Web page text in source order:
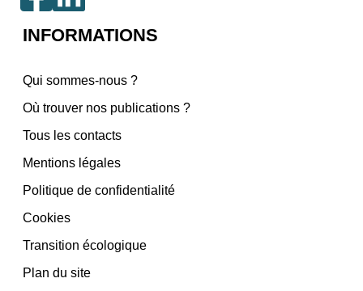
INFORMATIONS
Qui sommes-nous ?
Où trouver nos publications ?
Tous les contacts
Mentions légales
Politique de confidentialité
Cookies
Transition écologique
Plan du site